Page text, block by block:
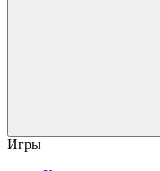
Игры